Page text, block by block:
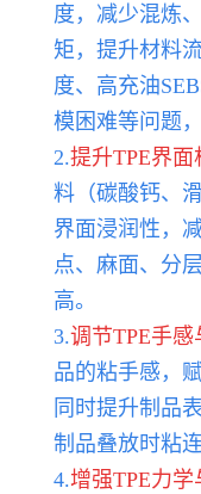
度，减少混炼
矩，提升材料
度、高充油
模困难等问题
2.提升TPE界面
料（碳酸钙、
界面浸润性，
点、麻面、分
高。
3.调节TPE手
品的粘手感，
同时提升制品
制品叠放时粘
4.增强TPE力